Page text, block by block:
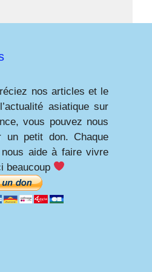
nos articles et le
asiatique sur
vous pouvez nous
un petit don. Chaque
nous aide à faire vivre
beaucoup